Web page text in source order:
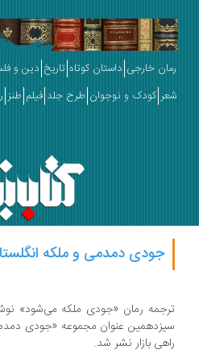
رمان خارجی داستان کوتاه تاریخ دین و
شعر کودک و نوجوان طرح جلد فیلم طنز
جودی دمدمی و ملکه
ترجمه رمان «جودی ملکه می‌شود»‌
سیزدهمین عنوان مجموعه «جودی
راهی بازار نشر شد.